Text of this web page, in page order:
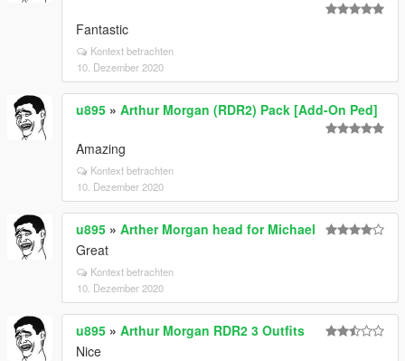
Fantastic
Kontext betrachten
10. Dezember 2020
u895 » Arthur Morgan (RDR2) Pack [Add-On Ped]
Amazing
Kontext betrachten
10. Dezember 2020
u895 » Arther Morgan head for Michael
Great
Kontext betrachten
10. Dezember 2020
u895 » Arthur Morgan RDR2 3 Outfits
Nice